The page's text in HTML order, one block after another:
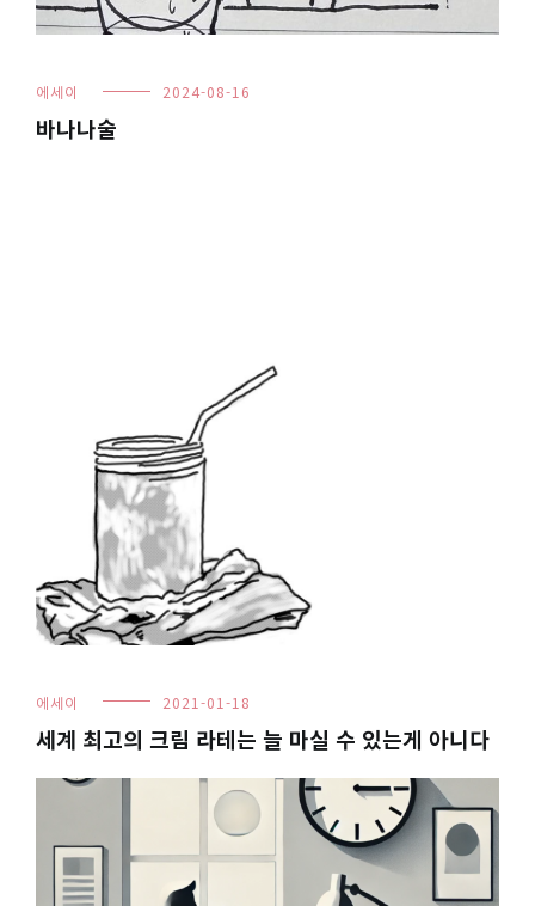
에세이 2024-08-16
바나나술
에세이 2021-01-18
세계 최고의 크림 라테는 늘 마실 수 있는게 아니다